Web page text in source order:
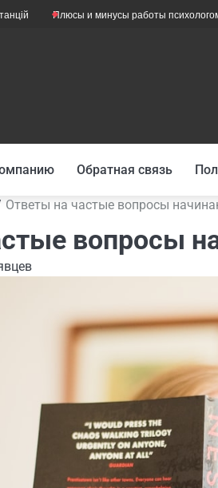
Плюсы и минусы работы психологом
Обратная связь
Ответы на частые вопросы
вопросы